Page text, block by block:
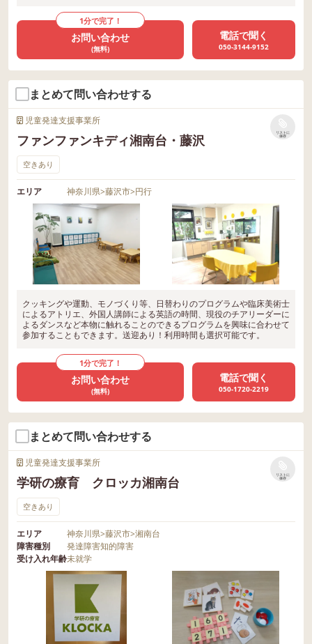
1分で完了！
お問い合わせ
(無料)
電話で聞く
050-3144-9152
まとめて問い合わせする
児童発達支援事業所
ファンファンキディ湘南台・藤沢
リストに
保存
空きあり
エリア 神奈川県>藤沢市>円行
クッキングや運動、モノづくり等、日替わりのプログラムや臨床美術士
によるアトリエ、外国人講師による英語の時間、現役のチアリーダーに
よるダンスなど本物に触れることのできるプログラムを興味に合わせて
参加することもできます。送迎あり！利用時間も選択可能です。
1分で完了！
お問い合わせ
(無料)
電話で聞く
050-1720-2219
まとめて問い合わせする
児童発達支援事業所
学研の療育 クロッカ湘南台
リストに
保存
空きあり
エリア 神奈川県>藤沢市>湘南台
障害種別
発達障害知的障害
受け入れ年齢未就学